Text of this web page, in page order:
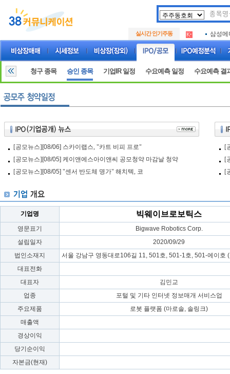
실시간 인기주동
.
아크로
삼성메
.
아크로
아하
청구 종목 승인 종목 기업IR 일정 수요예측 일정 수요예측 결
[공모뉴스] [08/06] 스카이랩스, "카트 비피 프로"
[공모뉴스] [08/05] 케이앤에스아이앤씨 공모청약 마감날 청약
[공모뉴스] [08/05] "센서 반도체 명가" 해치텍, 코
[
[
[
기업명 빅웨이브로보틱스
영문표기
Bigwave Robotics Corp.
설립일자
2020/09/29
법인소재지
서울 강남구 영동대로106길 11, 501호, 501-1호, 501-에이호
대표전화
대표자
김민교
업종
포털 및 기타 인터넷 정보매개 서비스업
주요제품
로봇 플랫폼 (마로솔, 솔링크)
매출액
경상이익
당기순이익
자본금(현재)